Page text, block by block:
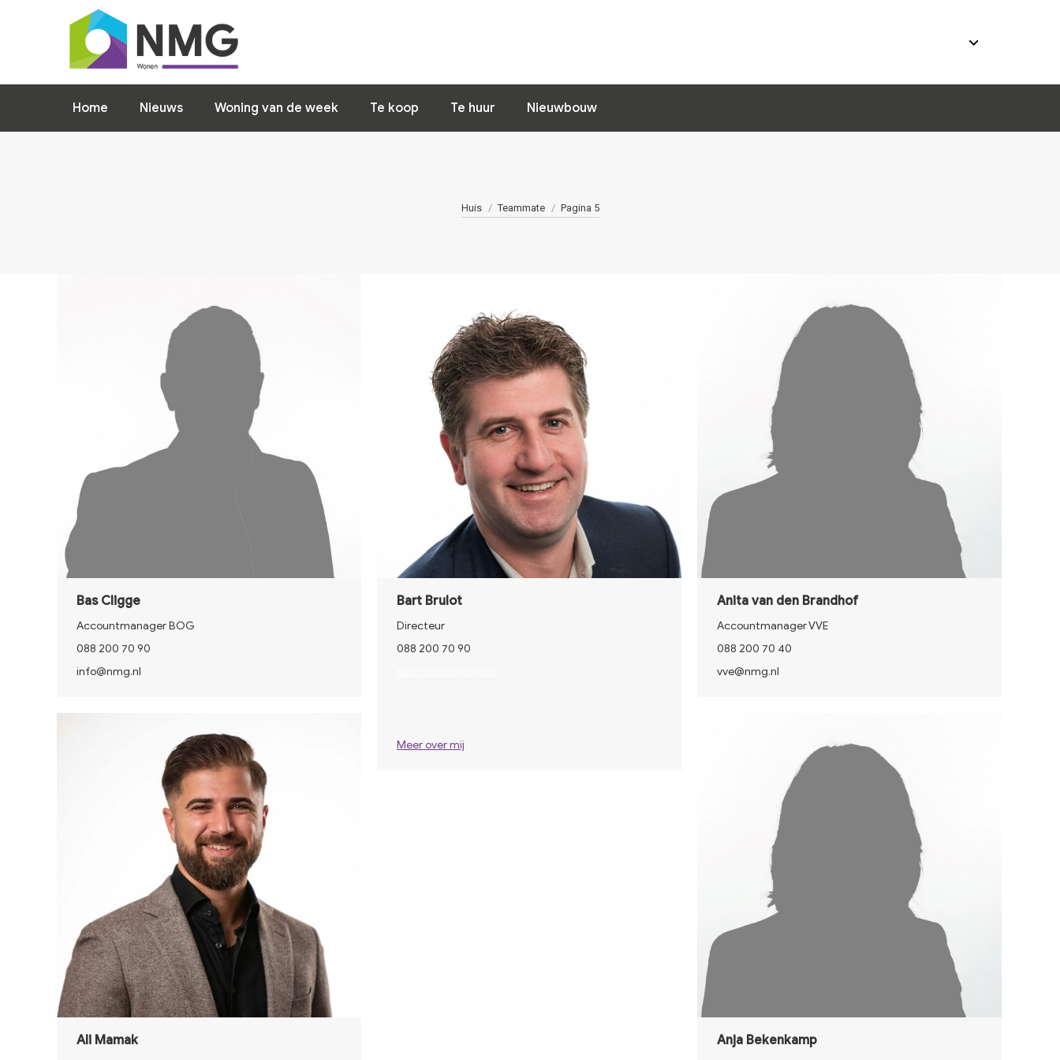
Home Nieuws Woning van de week Te koop Te huur Nieuwbouw
Je bent hier:
Huis Teammate Pagina 5
Bas Cligge
Accountmanager BOG
088 200 70 90
info@nmg.nl
Bart Brulot
Directeur
088 200 70 90
Meer over mij
Anita van den Brandhof
Accountmanager VVE
088 200 70 40
vve@nmg.nl
Ali Mamak Anja Bekenkamp